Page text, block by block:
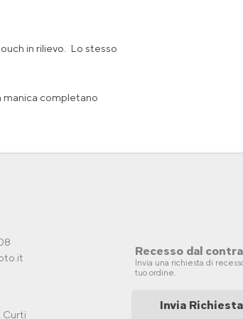
in rilievo. Lo stesso
manica completano
Curti
Recesso dal
Invia una richiesta di
tuo ordine.
Invia Richiesta